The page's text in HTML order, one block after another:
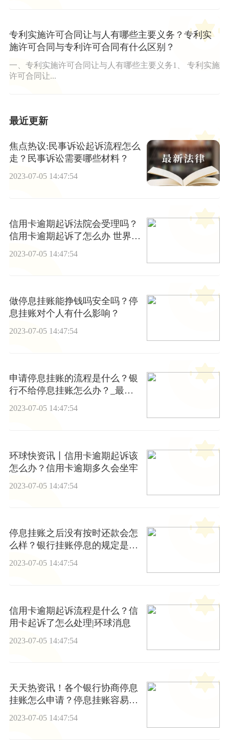
专利实施许可合同让与人有哪些主要义务？专利实
施许可合同与专利许可合同有什么区别？
一、专利实施许可合同让与人有哪些主要义务1、 专利实施
许可合同让...
最近更新
焦点热议:民事诉讼起诉流程怎么
走？民事诉讼需要哪些材料？
2023-07-05 14:47:54
信用卡逾期起诉法院会受理吗？
信用卡逾期起诉了怎么办 世界速
2023-07-05 14:47:54
做停息挂账能挣钱吗安全吗？停
息挂账对个人有什么影响？
2023-07-05 14:47:54
申请停息挂账的流程是什么？银
行不给停息挂账怎么办？_最新
资讯
2023-07-05 14:47:54
环球快资讯丨信用卡逾期起诉该
怎么办？信用卡逾期多久会坐牢
2023-07-05 14:47:54
停息挂账之后没有按时还款会怎
么样？银行挂账停息的规定是什
么？-今日热门
2023-07-05 14:47:54
信用卡逾期起诉流程是什么？信
用卡起诉了怎么处理|环球消息
2023-07-05 14:47:54
天天热资讯！各个银行协商停息
挂账怎么申请？停息挂账容易申
2023-07-05 14:47:54